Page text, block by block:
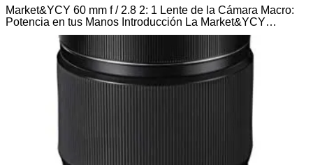
Market&YCY 60 mm f / 2.8 2: 1 Lente de la Cámara Macro:
Potencia en tus Manos Introducción La Market&YCY…